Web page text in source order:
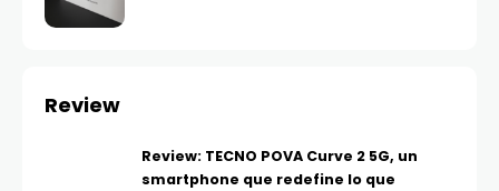
Review
Review: TECNO POVA Curve 2 5G, un
smartphone que redefine lo que